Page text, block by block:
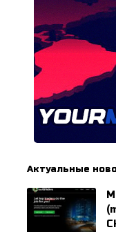
Актуальные